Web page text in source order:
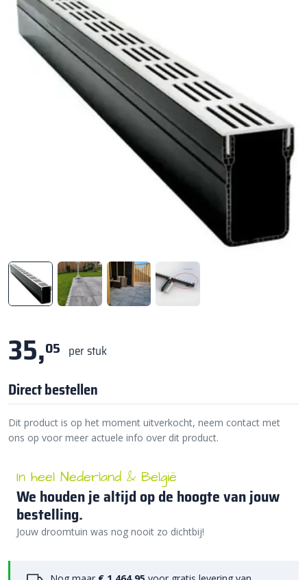
35,05 per stuk
Direct bestellen
Dit product is op het moment uitverkocht, neem contact met
ons op voor meer actuele info over dit product.
In heel Nederland & België
We houden je altijd op de hoogte van jouw
bestelling.
Jouw droomtuin was nog nooit zo dichtbij!